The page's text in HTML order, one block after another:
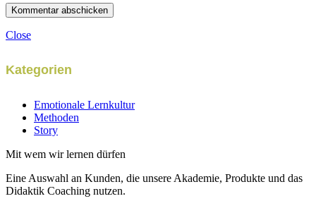
Close
Kategorien
Emotionale Lernkultur
Methoden
Story
Mit wem wir lernen dürfen
Eine Auswahl an Kunden, die unsere Akademie, Produkte und das
Didaktik Coaching nutzen.